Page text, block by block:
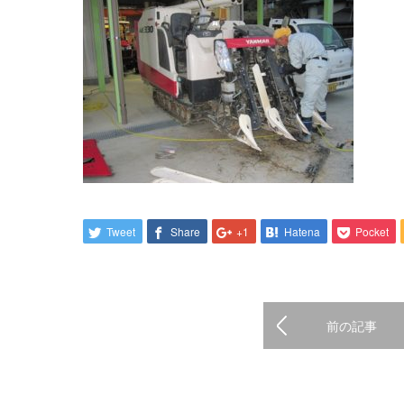
Tweet Share +1 Hatena Pocket
前の記事